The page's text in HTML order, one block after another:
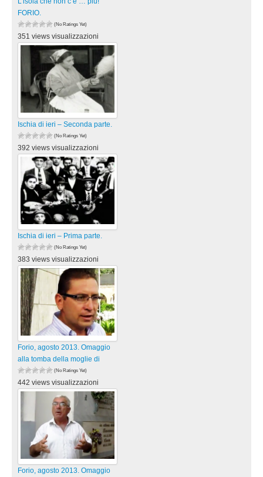
FORIO.
(No Ratings Yet)
351 views visualizzazioni
Ischia di ieri – Seconda parte.
(No Ratings Yet)
392 views visualizzazioni
Ischia di ieri – Prima parte.
(No Ratings Yet)
383 views visualizzazioni
Forio, agosto 2013. Omaggio
alla tomba della moglie di
(No Ratings Yet)
442 views visualizzazioni
Forio, agosto 2013. Omaggio